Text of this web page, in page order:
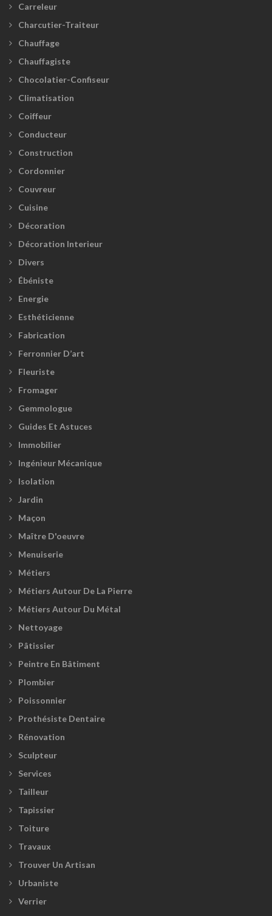
Carreleur
Charcutier-Traiteur
Chauffage
Chauffagiste
Chocolatier-Confiseur
Climatisation
Coiffeur
Conducteur
Construction
Cordonnier
Couvreur
Cuisine
Décoration
Décoration Interieur
Divers
Ébéniste
Energie
Esthéticienne
Fabrication
Ferronnier D’art
Fleuriste
Fromager
Gemmologue
Guides Et Astuces
Immobilier
Ingénieur Mécanique
Isolation
Jardin
Maçon
Maître D'oeuvre
Menuiserie
Métiers
Métiers Autour De La Pierre
Métiers Autour Du Métal
Nettoyage
Pâtissier
Peintre En Bâtiment
Plombier
Poissonnier
Prothésiste Dentaire
Rénovation
Sculpteur
Services
Tailleur
Tapissier
Toiture
Travaux
Trouver Un Artisan
Urbaniste
Verrier